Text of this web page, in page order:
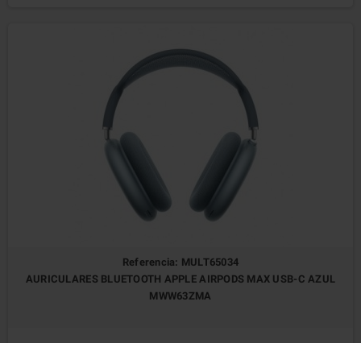
Referencia: MULT65034
AURICULARES BLUETOOTH APPLE AIRPODS MAX USB-C AZUL
MWW63ZMA